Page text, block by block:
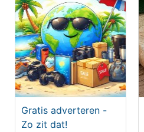
Gratis adverteren -
Zo zit dat!